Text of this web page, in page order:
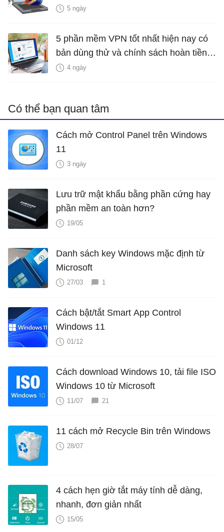
giản nhất
5 ngày
5 phần mềm VPN tốt nhất hiện nay có
bản dùng thử và chính sách hoàn tiền
miễn phí
4 ngày
Có thể bạn quan tâm
Cách mở Control Panel trên Windows
11
3 ngày
Lưu trữ mật khẩu bằng phần cứng hay
phần mềm an toàn hơn?
19/05
Danh sách key Windows mặc định từ
Microsoft
27/03 1
Cách bật/tắt Smart App Control
Windows 11
01/12
Cách download Windows 10, tải file ISO
Windows 10 từ Microsoft
11/07 21
11 cách mở Recycle Bin trên Windows
28/07
4 cách hẹn giờ tắt máy tính dễ dàng,
nhanh, đơn giản nhất
15/05